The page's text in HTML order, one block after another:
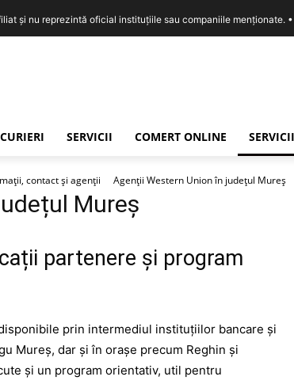
și nu reprezintă oficial instituțiile sau companiile menționate. •
CURIERI SERVICII COMERT ONLINE
contact și agenții Agenții Western Union în județul Mureș
Mureș
partenere și program
prin intermediul instituțiilor bancare și
Mureș, dar și în orașe precum Reghin și
și un program orientativ, util pentru